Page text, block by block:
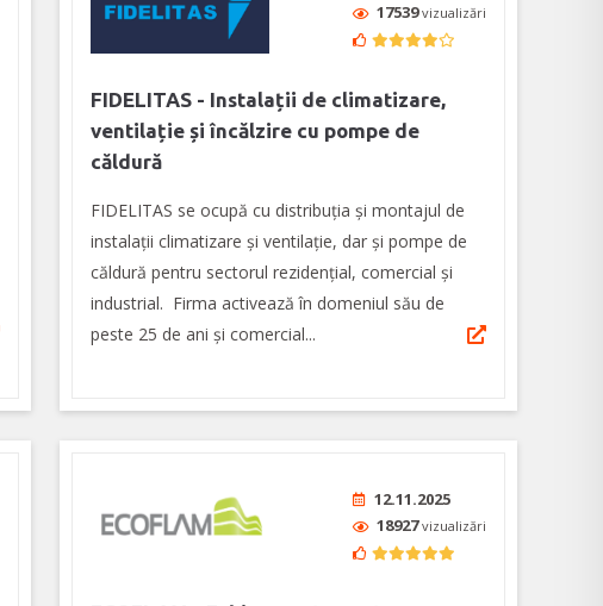
17539vizualizări
FIDELITAS - Instalații de climatizare,
ventilație și încălzire cu pompe de
căldură
FIDELITAS se ocupă cu distribuția și montajul de
instalații climatizare și ventilație, dar și pompe de
căldură pentru sectorul rezidențial, comercial și
industrial. Firma activează în domeniul său de
peste 25 de ani și comercial...
12.11.2025
18927vizualizări